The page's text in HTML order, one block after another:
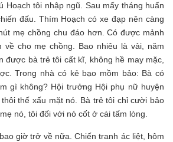
Hoạch tôi nhập ngũ. Sau mấy tháng huấn
đấu. Thím Hoạch có xe đạp nên càng
mẹ chồng chu đáo hơn. Có được mảnh
về cho mẹ chồng. Bao nhiêu là vải, năm
được bà trẻ tôi cất kĩ, không hề may mặc,
Trong nhà có kẻ bạo mồm bảo: Bà có
gì không? Hội trưởng Hội phụ nữ huyện
thế xấu mặt nó. Bà trẻ tôi chỉ cười bảo
nó, tôi đối với nó cốt ở cái tấm lòng.
giờ trở về nữa. Chiến tranh ác liệt, hôm